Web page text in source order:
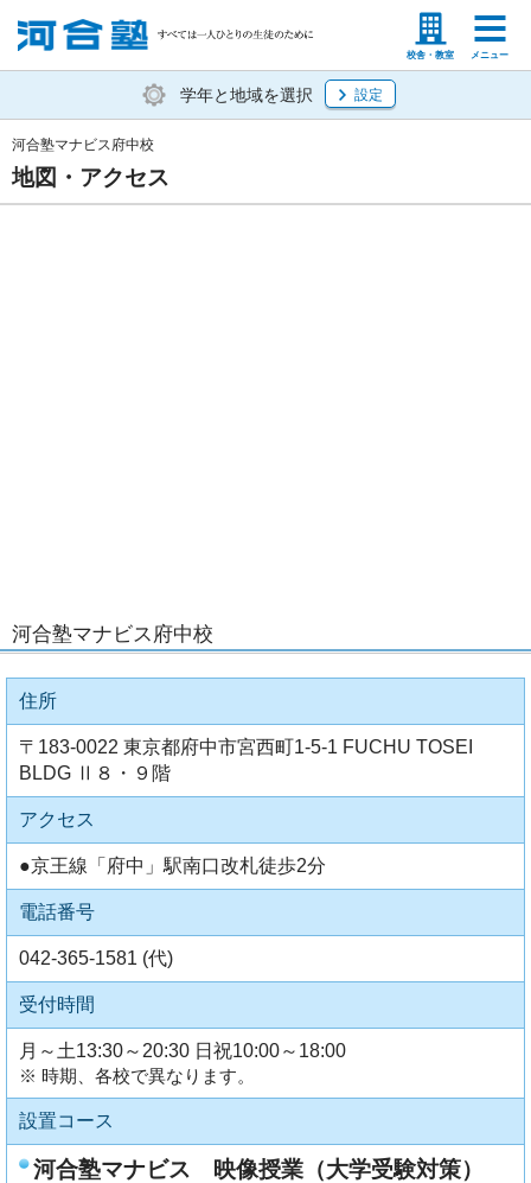
校舎・教室 メニュー
塾生の方 高等学校の先生
学年と地域を選択 設定
地図・アクセス
河合塾マナビス府中校
河合塾マナビス府中校
住所
〒183-0022 東京都府中市宮西町1-5-1 FUCHU TOSEI
BLDG Ⅱ８・９階
アクセス
●京王線「府中」駅南口改札徒歩2分
電話番号
042-365-1581 (代)
受付時間
月～土13:30～20:30 日祝10:00～18:00
※ 時期、各校で異なります。
設置コース
河合塾マナビス 映像授業（大学受験対策）